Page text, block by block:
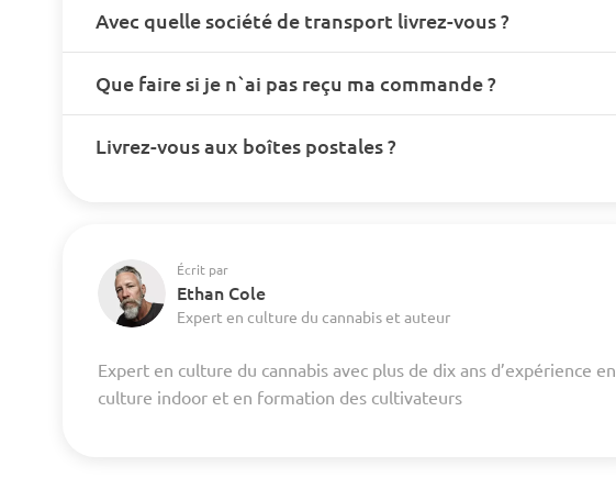
Avec quelle société de transport livrez-vous ?
Que faire si je n`ai pas reçu ma commande ?
Livrez-vous aux boîtes postales ?
Écrit par
Ethan Cole
Expert en culture du cannabis et auteur
Expert en culture du cannabis avec plus de dix ans d’expérience en
culture indoor et en formation des cultivateurs